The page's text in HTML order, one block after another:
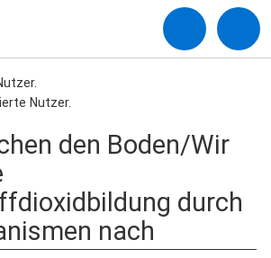
Nutzer.
den Boden/Wir
durch
nach